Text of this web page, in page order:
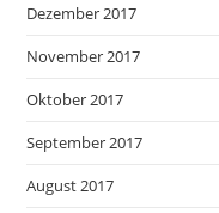
Dezember 2017
November 2017
Oktober 2017
September 2017
August 2017